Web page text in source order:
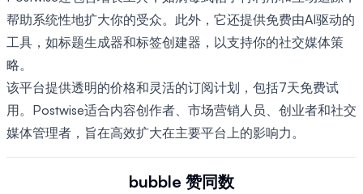
帮助系统性地扩大你的受众。此外，它还提供免费由AI驱动的
工具，如标题生成器和标签创建器，以支持你的社交媒体策
略。
该平台提供透明的价格和灵活的订阅计划，包括7天免费试
用。Postwise适合内容创作者、市场营销人员、创业者和社交
媒体管理者，旨在高效扩大在主要平台上的影响力。
bubble 赞同数